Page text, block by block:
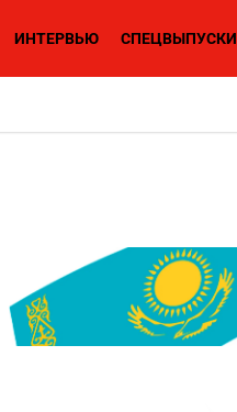
ИНТЕРВЬЮ СПЕЦВЫПУСКИ